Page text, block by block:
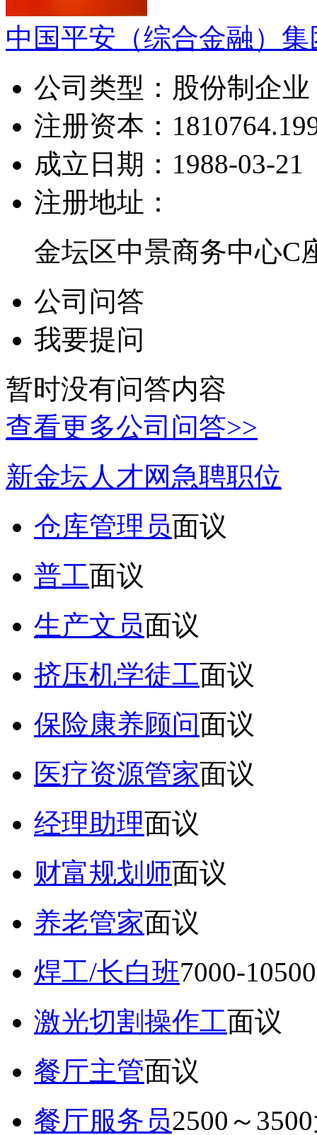
中国平安（综合金融）集
公司类型： 股份制企业
注册资本：
成立日期： 1988-03-21
注册地址：
金坛区中景商务中心C
公司问答
我要提问
暂时没有问答内容
查看更多公司问答>>
新金坛人才网急聘职位
仓库管理员面议
普工面议
生产文员面议
挤压机学徒工面议
保险康养顾问面议
医疗资源管家面议
经理助理面议
财富规划师面议
养老管家面议
焊工/长白班7000-
激光切割操作工面议
餐厅主管面议
餐厅服务员2500～